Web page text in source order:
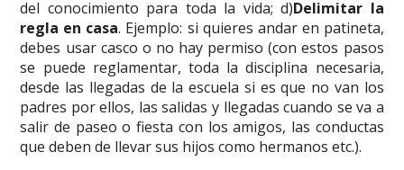
del conocimiento para toda la vida; d)Delimitar la
regla en casa. Ejemplo: si quieres andar en patineta,
debes usar casco o no hay permiso (con estos pasos
se puede reglamentar, toda la disciplina necesaria,
desde las llegadas de la escuela si es que no van los
padres por ellos, las salidas y llegadas cuando se va a
salir de paseo o fiesta con los amigos, las conductas
que deben de llevar sus hijos como hermanos etc.).